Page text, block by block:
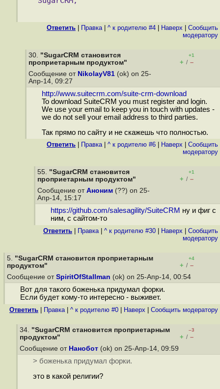
Ответить Правка| ^ к родителю #4 Наверх
Cообщить
модератору
30. "SugarCRM становится
проприетарным продуктом"
+1
+ / –
Сообщение от NikolayV81 (ok) on 25-
Апр-14, 09:27
http://www.suitecrm.com/suite-crm-download
To download SuiteCRM you must register and login.
We use your email to keep you in touch with updates -
we do not sell your email address to third parties.
Так прямо по сайту и не скажешь что полностью.
Ответить Правка| ^ к родителю #6 Наверх
Cообщить
модератору
55. "SugarCRM становится
проприетарным продуктом"
+1
+ / –
Сообщение от Аноним (??) on 25-
Апр-14, 15:17
https://github.com/salesagility/SuiteCRM ну и фиг с
ним, с сайтом-то
Ответить Правка| ^ к родителю #30 Наверх
Cообщить
модератору
5. "SugarCRM становится проприетарным
продуктом"
+4
+ / –
Сообщение от SpiritOfStallman (ok) on 25-Апр-14, 00:54
Вот для такого боженька придумал форки.
Если будет кому-то интересно - выживет.
Ответить Правка| ^ к родителю #0 Наверх Cообщить модератору
34. "SugarCRM становится проприетарным
продуктом"
–3
+ / –
Сообщение от Нанобот (ok) on 25-Апр-14, 09:59
> боженька придумал форки.
это в какой религии?